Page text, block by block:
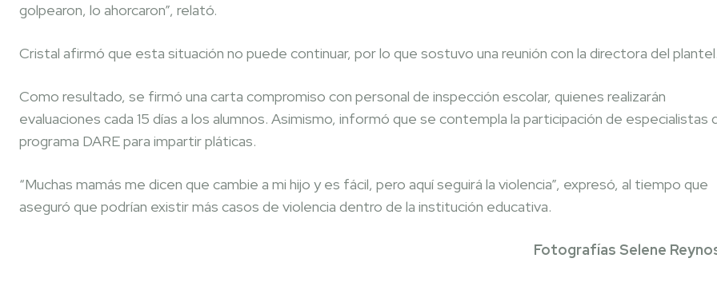
golpearon, lo ahorcaron”, relató.
Cristal afirmó que esta situación no puede continuar, por lo que sostuvo una reunión con la directora del
Como resultado, se firmó una carta compromiso con personal de inspección escolar, quienes realizarán
evaluaciones cada 15 días a los alumnos. Asimismo, informó que se contempla la participación de especialistas
programa DARE para impartir pláticas.
“Muchas mamás me dicen que cambie a mi hijo y es fácil, pero aquí seguirá la violencia”, expresó, al tiempo que
aseguró que podrían existir más casos de violencia dentro de la institución educativa.
Fotografías Selene